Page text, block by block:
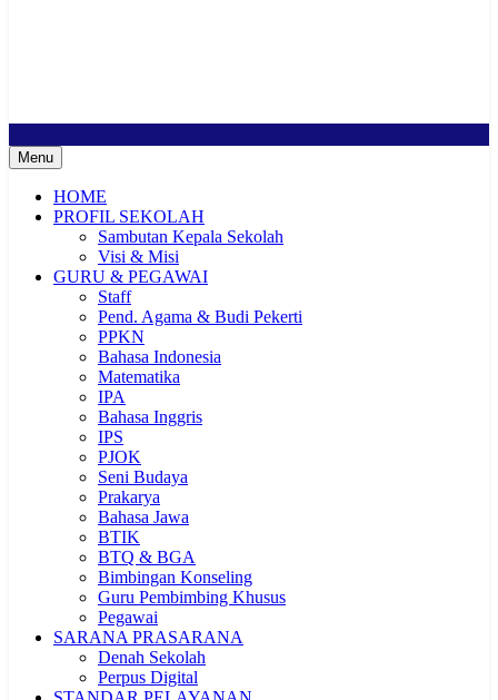
Menu
HOME
PROFIL SEKOLAH
Sambutan Kepala Sekolah
Visi & Misi
GURU & PEGAWAI
Staff
Pend. Agama & Budi Pekerti
PPKN
Bahasa Indonesia
Matematika
IPA
Bahasa Inggris
IPS
PJOK
Seni Budaya
Prakarya
Bahasa Jawa
BTIK
BTQ & BGA
Bimbingan Konseling
Guru Pembimbing Khusus
Pegawai
SARANA PRASARANA
Denah Sekolah
Perpus Digital